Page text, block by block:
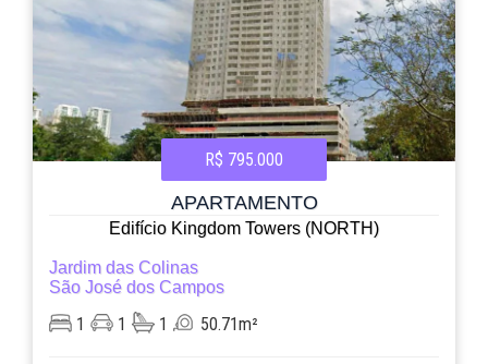
R$ 795.000
APARTAMENTO
Edifício Kingdom Towers (NORTH)
Jardim das Colinas
São José dos Campos
1 1 1 50.71m²